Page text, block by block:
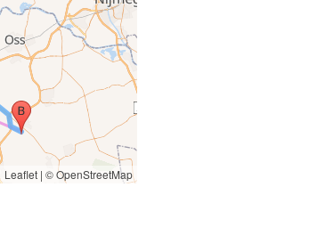
Leaflet | © OpenStreetMap